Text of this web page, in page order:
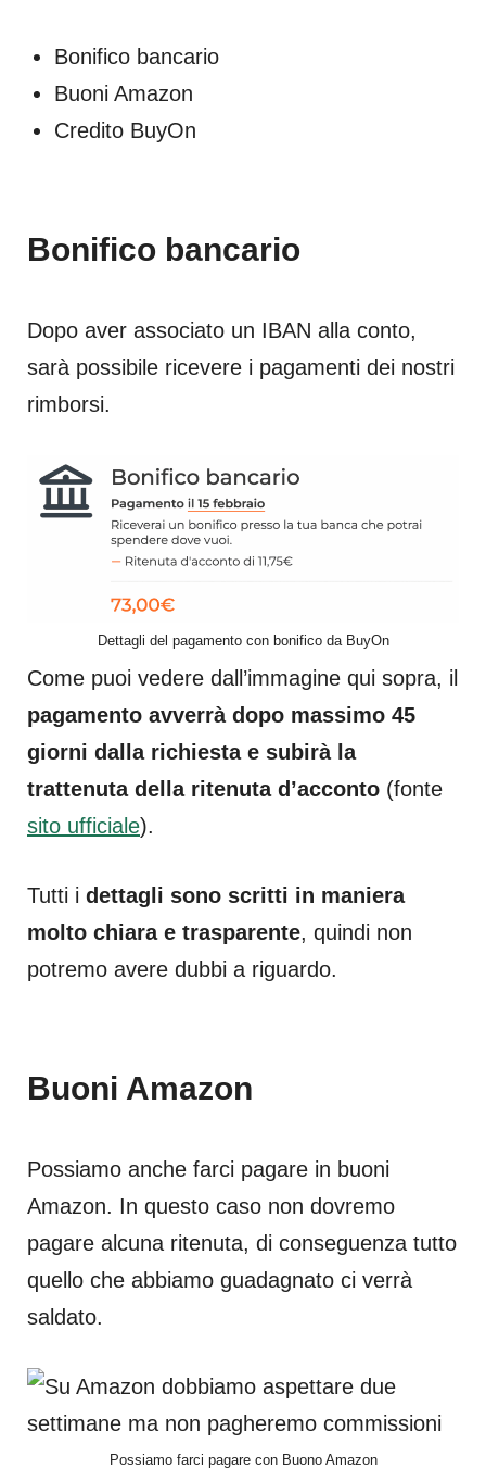
Bonifico bancario
Buoni Amazon
Credito BuyOn
Bonifico bancario
Dopo aver associato un IBAN alla conto,
sarà possibile ricevere i pagamenti dei nostri
rimborsi.
Dettagli del pagamento con bonifico da BuyOn
Come puoi vedere dall’immagine qui sopra, il
pagamento avverrà dopo massimo 45
giorni dalla richiesta e subirà la
trattenuta della ritenuta d’acconto (fonte
sito ufficiale).
Tutti i dettagli sono scritti in maniera
molto chiara e trasparente, quindi non
potremo avere dubbi a riguardo.
Buoni Amazon
Possiamo anche farci pagare in buoni
Amazon. In questo caso non dovremo
pagare alcuna ritenuta, di conseguenza tutto
quello che abbiamo guadagnato ci verrà
saldato.
Possiamo farci pagare con Buono Amazon